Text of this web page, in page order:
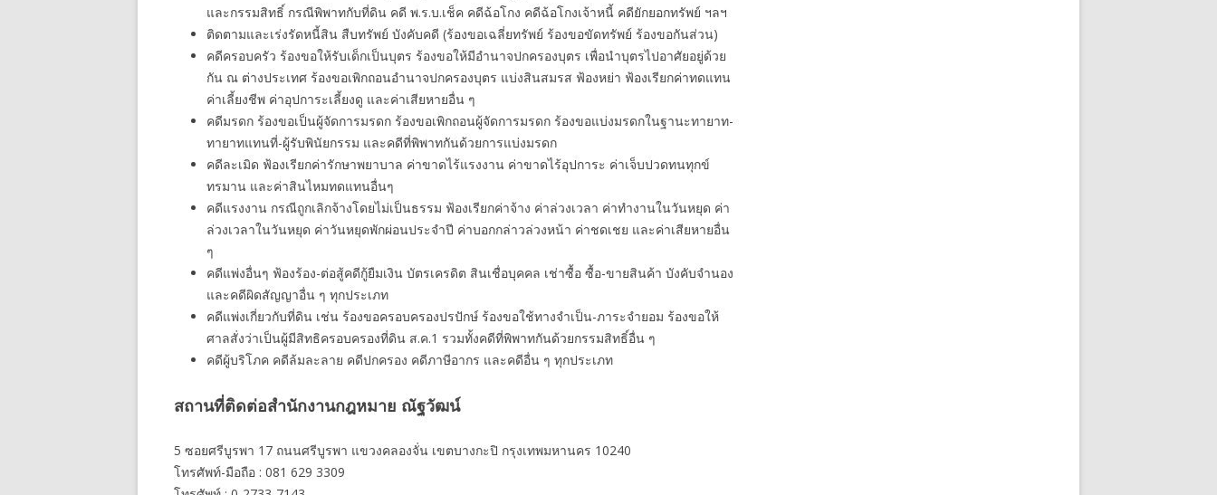
และกรรมสิทธิ์ กรณีพิพาทกับที่ดิน คดี พ.ร.บ.เช็ค คดีฉ้อโกง คดีฉ้อโกงเจ้าหนี้ คดียักยอกทรัพย์ ฯลฯ
ติดตามและเร่งรัดหนี้สิน สืบทรัพย์ บังคับคดี (ร้องขอเฉลี่ยทรัพย์ ร้องขอขัดทรัพย์ ร้องขอกันส่วน)
คดีครอบครัว ร้องขอให้รับเด็กเป็นบุตร ร้องขอให้มีอำนาจปกครองบุตร เพื่อนำบุตรไปอาศัยอยู่ด้วย
กัน ณ ต่างประเทศ ร้องขอเพิกถอนอำนาจปกครองบุตร แบ่งสินสมรส ฟ้องหย่า ฟ้องเรียกค่าทดแทน
ค่าเลี้ยงชีพ ค่าอุปการะเลี้ยงดู และค่าเสียหายอื่น ๆ
คดีมรดก ร้องขอเป็นผู้จัดการมรดก ร้องขอเพิกถอนผู้จัดการมรดก ร้องขอแบ่งมรดกในฐานะทายาท-
ทายาทแทนที่-ผู้รับพินัยกรรม และคดีที่พิพาทกันด้วยการแบ่งมรดก
คดีละเมิด ฟ้องเรียกค่ารักษาพยาบาล ค่าขาดไร้แรงงาน ค่าขาดไร้อุปการะ ค่าเจ็บปวดทนทุกข์
ทรมาน และค่าสินไหมทดแทนอื่นๆ
คดีแรงงาน กรณีถูกเลิกจ้างโดยไม่เป็นธรรม ฟ้องเรียกค่าจ้าง ค่าล่วงเวลา ค่าทํางานในวันหยุด ค่า
ล่วงเวลาในวันหยุด ค่าวันหยุดพักผ่อนประจำปี ค่าบอกกล่าวล่วงหน้า ค่าชดเชย และค่าเสียหายอื่น
ๆ
คดีแพ่งอื่นๆ ฟ้องร้อง-ต่อสู้คดีกู้ยืมเงิน บัตรเครดิต สินเชื่อบุคคล เช่าซื้อ ซื้อ-ขายสินค้า บังคับจำนอง
และคดีผิดสัญญาอื่น ๆ ทุกประเภท
คดีแพ่งเกี่ยวกับที่ดิน เช่น ร้องขอครอบครองปรปักษ์ ร้องขอใช้ทางจำเป็น-ภาระจำยอม ร้องขอให้
ศาลสั่งว่าเป็นผู้มีสิทธิครอบครองที่ดิน ส.ค.1 รวมทั้งคดีที่พิพาทกันด้วยกรรมสิทธิ์อื่น ๆ
คดีผู้บริโภค คดีล้มละลาย คดีปกครอง คดีภาษีอากร และคดีอื่น ๆ ทุกประเภท
สถานที่ติดต่อสำนักงานกฎหมาย ณัฐวัฒน์
5 ซอยศรีบูรพา 17 ถนนศรีบูรพา แขวงคลองจั่น เขตบางกะปิ กรุงเทพมหานคร 10240
โทรศัพท์-มือถือ : 081 629 3309